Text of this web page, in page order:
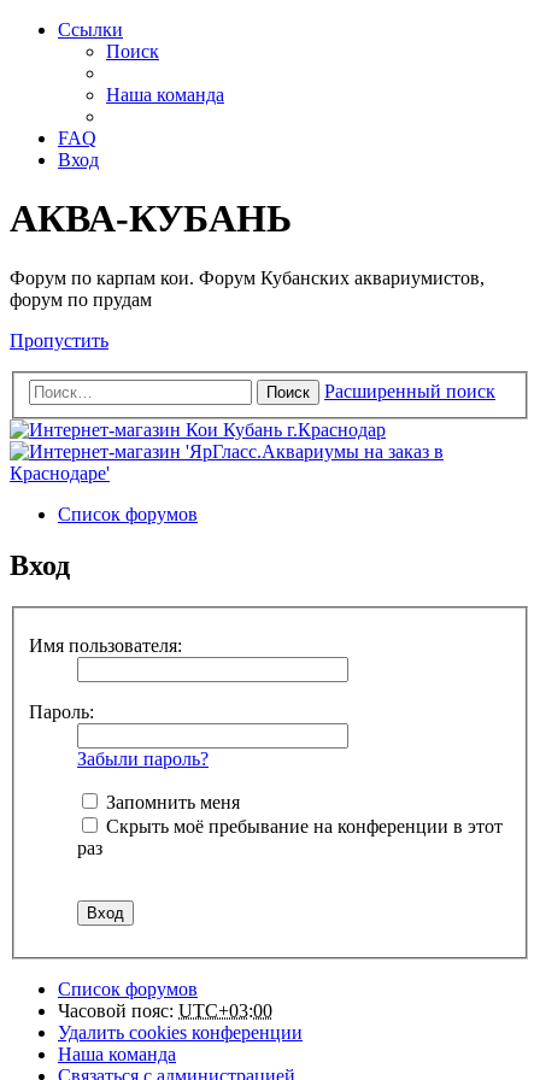
Ссылки
Поиск
Наша команда
FAQ
Вход
АКВА-КУБАНЬ
Форум по карпам кои. Форум Кубанских аквариумистов,
форум по прудам
Пропустить
Поиск Расширенный поиск
Список форумов
Вход
Имя пользователя:
Пароль:
Забыли пароль?
Запомнить меня
Скрыть моё пребывание на конференции в этот
раз
Список форумов
Часовой пояс: UTC+03:00
Удалить cookies конференции
Наша команда
Связаться с администрацией